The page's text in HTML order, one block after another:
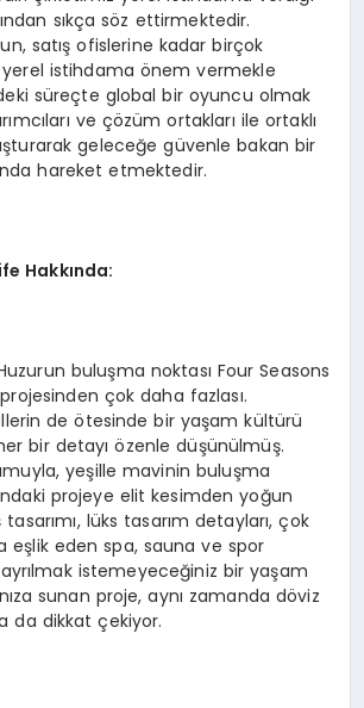
sıkça söz ettirmektedir.
satış ofislerine kadar birçok
istihdama önem vermekle
süreçte global bir oyuncu olmak
ve çözüm ortakları ile ortaklı
geleceğe güvenle bakan bir
hareket etmektedir.
Hakkında:
buluşma noktası Four Seasons
çok daha fazlası.
de ötesinde bir yaşam kültürü
bir detayı özenle düşünülmüş.
yeşille mavinin buluşma
projeye elit kesimden yoğun
lüks tasarım detayları, çok
eşlik eden spa, sauna ve spor
istemeyeceğiniz bir yaşam
sunan proje, aynı zamanda döviz
da dikkat çekiyor.